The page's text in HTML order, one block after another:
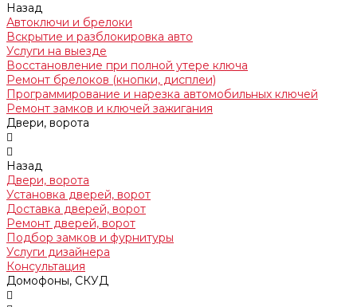
Назад
Автоключи и брелоки
Вскрытие и разблокировка авто
Услуги на выезде
Восстановление при полной утере ключа
Ремонт брелоков (кнопки, дисплеи)
Программирование и нарезка автомобильных ключей
Ремонт замков и ключей зажигания
Двери, ворота
Назад
Двери, ворота
Установка дверей, ворот
Доставка дверей, ворот
Ремонт дверей, ворот
Подбор замков и фурнитуры
Услуги дизайнера
Консультация
Домофоны, СКУД